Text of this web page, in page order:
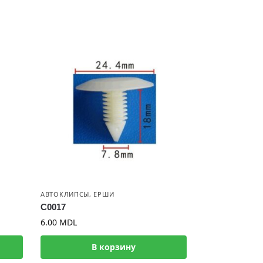
АВТОКЛИПСЫ, ЕРШИ
C0017
6.00 MDL
В корзину